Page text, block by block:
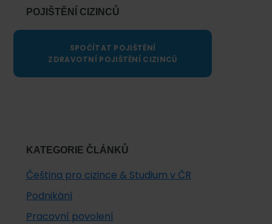
POJIŠTĚNÍ CIZINCŮ
SPOČÍTAT POJIŠTĚNÍ
ZDRAVOTNÍ POJIŠTĚNÍ CIZINCŮ
KATEGORIE ČLÁNKŮ
Čeština pro cizince & Studium v ČR
Podnikání
Pracovní povolení